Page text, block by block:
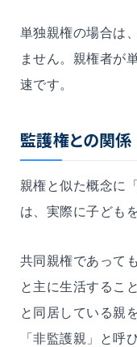
単独親権の場合は
ません。親権者が
速です。
監護権との関係
親権と似た概念に
は、実際に子ども
共同親権であって
と主に生活するこ
と同居している親
「非監護親」と呼